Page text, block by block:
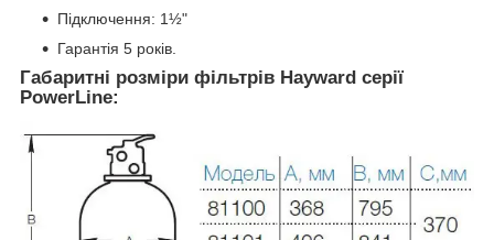
Підключення: 1½"
Гарантія 5 років.
Габаритні розміри фільтрів Hayward серії
PowerLine: